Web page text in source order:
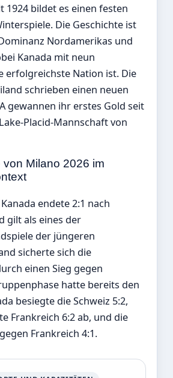
1924 bildet es einen festen
Die Geschichte ist
Nordamerikas und
Kanada mit neun
erfolgreichste Nation ist. Die
schrieben einen neuen
gewannen ihr erstes Gold seit
Placid-Mannschaft von
Milano 2026 im
endete 2:1 nach
gilt als eines der
der jüngeren
sicherte sich die
einen Sieg gegen
hatte bereits den
besiegte die Schweiz 5:2,
Frankreich 6:2 ab, und die
Frankreich 4:1.